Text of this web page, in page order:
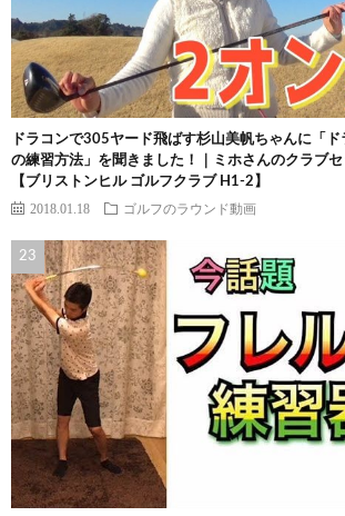
ドラコンで305ヤード飛ばす杉山美帆ちゃんに「
の練習方法」を聞きました！｜ミホさんのクラブ
【ブリストンヒル ゴルフクラブ H1-2】
2018.01.18 ゴルフのラウンド動画